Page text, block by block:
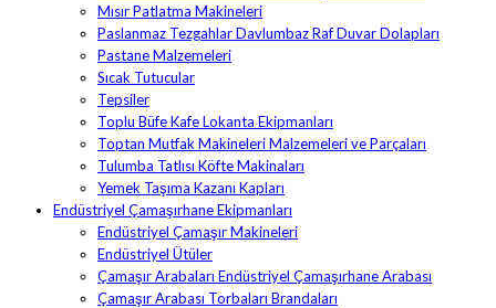
Mısır Patlatma Makineleri
Paslanmaz Tezgahlar Davlumbaz Raf Duvar Dolapları
Pastane Malzemeleri
Sıcak Tutucular
Tepsiler
Toplu Büfe Kafe Lokanta Ekipmanları
Toptan Mutfak Makineleri Malzemeleri ve Parçaları
Tulumba Tatlısı Köfte Makinaları
Yemek Taşıma Kazanı Kapları
Endüstriyel Çamaşırhane Ekipmanları
Endüstriyel Çamaşır Makineleri
Endüstriyel Ütüler
Çamaşır Arabaları Endüstriyel Çamaşırhane Arabası
Çamaşır Arabası Torbaları Brandaları